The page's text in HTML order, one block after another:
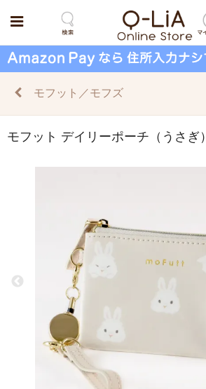
モフット／モフズ
モフット デイリーポーチ（うさぎ）